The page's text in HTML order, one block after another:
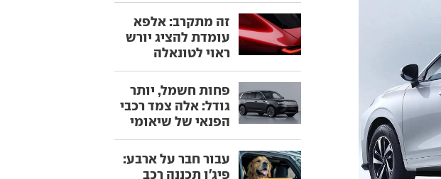
זה מתקרב: אלפא
עומדת להציג יורש
ראוי לטונאלה
פחות חשמל, יותר
גודל: אלה צמד רכבי
הפנאי של שיאומי
עבור חבר על ארבע:
פיג'ו תכננה רכב